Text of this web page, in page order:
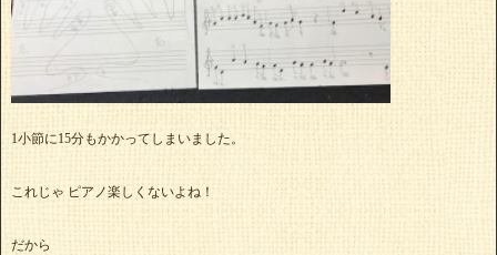
1小節に15分もかかってしまいました。
これじゃ ピアノ楽しくないよね！
だから